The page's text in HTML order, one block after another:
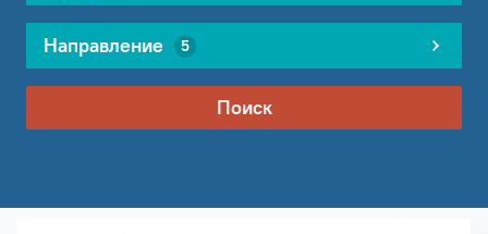
Направление 5
Поиск